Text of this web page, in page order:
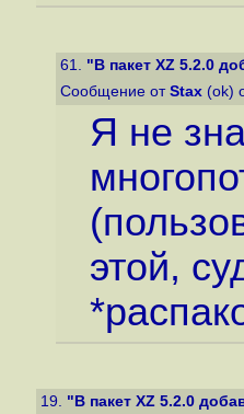
61. "В пакет XZ 5.2.0
Сообщение от Stax (ok)
Я не
этой,
19. "В пакет XZ 5.2.0